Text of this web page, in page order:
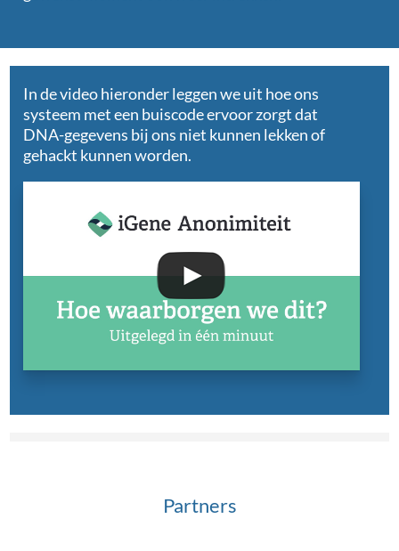
In de video hieronder leggen we uit hoe ons
systeem met een buiscode ervoor zorgt dat
DNA-gegevens bij ons niet kunnen lekken of
gehackt kunnen worden.
Partners